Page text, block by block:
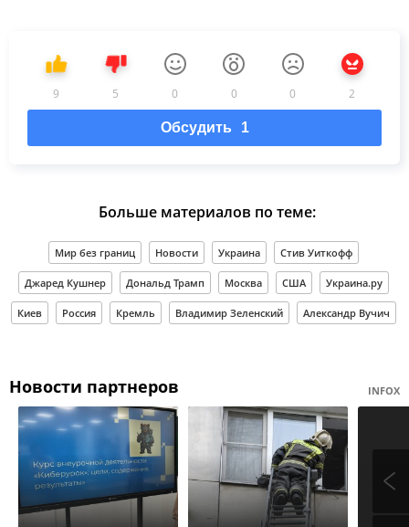
9 5 0 0 0 2
Обсудить 1
Больше материалов по теме:
Мир без границ Новости Украина Стив Уиткофф
Джаред Кушнер Дональд Трамп Москва США Украина.ру
Киев Россия Кремль Владимир Зеленский Александр Вучич
Новости партнеров INFOX